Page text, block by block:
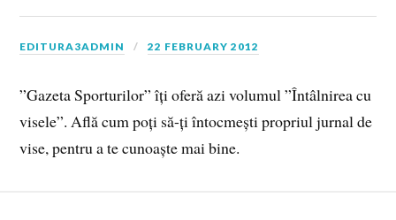
EDITURA3ADMIN 22 FEBRUARY 2012
”Gazeta Sporturilor” îți oferă azi volumul ”Întâlnirea cu
visele”. Află cum poți să-ți întocmești propriul jurnal de
vise, pentru a te cunoaște mai bine.